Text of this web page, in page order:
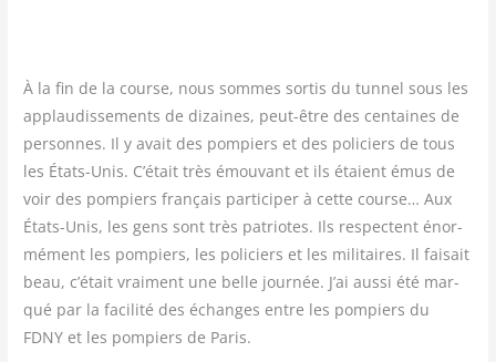
À la fin de la course, nous sommes sor­tis du tun­nel sous les
applau­dis­se­ments de dizaines, peut-être des cen­taines de
per­sonnes. Il y avait des pom­piers et des poli­ciers de tous
les États-Unis. C’était très émou­vant et ils étaient émus de
voir des pom­piers fran­çais par­ti­ci­per à cette course… Aux
États-Unis, les gens sont très patriotes. Ils res­pectent énor­
mé­ment les pom­piers, les poli­ciers et les mili­taires. Il fai­sait
beau, c’était vrai­ment une belle jour­née. J’ai aus­si été mar­
qué par la faci­li­té des échanges entre les pom­piers du
FDNY et les pom­piers de Paris.